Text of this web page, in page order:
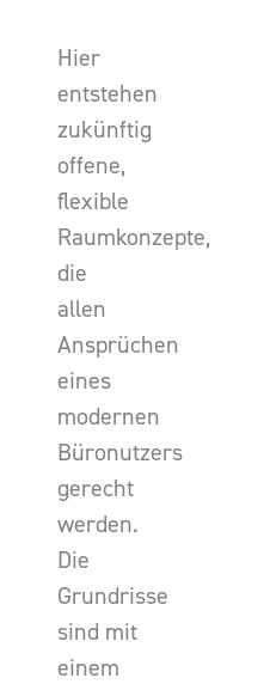
Hier
entstehen
zukünftig
offene,
flexible
Raumkonzepte,
die
allen
Ansprüchen
eines
modernen
Büronutzers
gerecht
werden.
Die
Grundrisse
sind mit
einem